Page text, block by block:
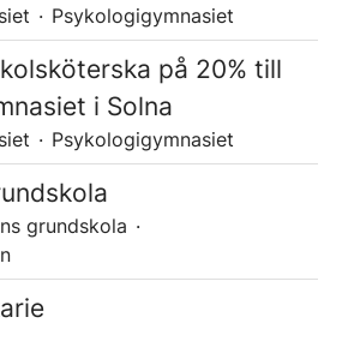
· Psykologigymnasiet
på 20% till
i Solna
· Psykologigymnasiet
grundskola ·